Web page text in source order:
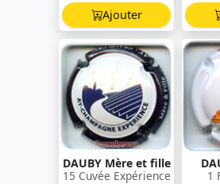
Ajouter
DAUBY Mère et fille
15 Cuvée Expérience
1